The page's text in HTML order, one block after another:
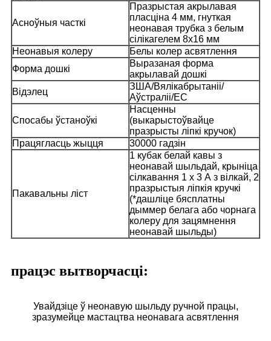
Асноўныя часткі
Празрыстая акрылавая
пласціна 4 мм, гнуткая
неонавая трубка з белым
сілікагелем 8x16 мм
Неонавыя колеру
Белы колер асвятлення
Форма дошкі
Выразаная форма
акрылавай дошкі
Відэлец
ЗША/Вялікабрытаніі/
Аўстраліі/ЕС
Спосабы ўстаноўкі
Насценны
(выкарыстоўвайце
празрысты ліпкі кручок)
Працягласць жыцця
30000 гадзін
Пакавальны ліст
1 кубак белай кавы з
неонавай шыльдай, крыніца
сілкавання 1 x 3 А з вілкай, 2
празрыстыя ліпкія кручкі
(*дашліце бясплатны
дыммер белага або чорнага
колеру для зацямнення
неонавай шыльды)
працэс вытворчасці:
Увайдзіце ў неонавую шыльду ручной працы,
зразумейце мастацтва неонавага асвятлення